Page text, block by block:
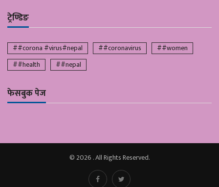
ट्रेण्डिङ
##corona #virus#nepal ##coronavirus
##women
##health
##nepal
फेसबुक पेज
© 2026 . All Rights Reserved.